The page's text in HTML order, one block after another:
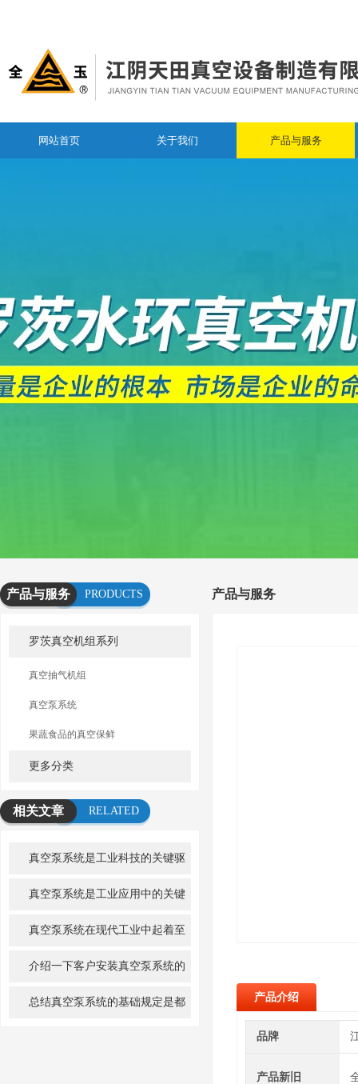
网站首页 关于我们 产品与服务
产品与服务
PRODUCTS
SERVICES
罗茨真空机组系列
真空抽气机组
真空泵系统
果蔬食品的真空保鲜
更多分类
相关文章
RELATED
真空泵系统是工业科技的关键驱
动者真空泵系统是工业应用中的关键
组成部分
真空泵系统在现代工业中起着至
关重要的作用
介绍一下客户安装真空泵系统的
步骤总结真空泵系统的基础规定是都
产品与服务
产品介绍
品牌
产品新旧